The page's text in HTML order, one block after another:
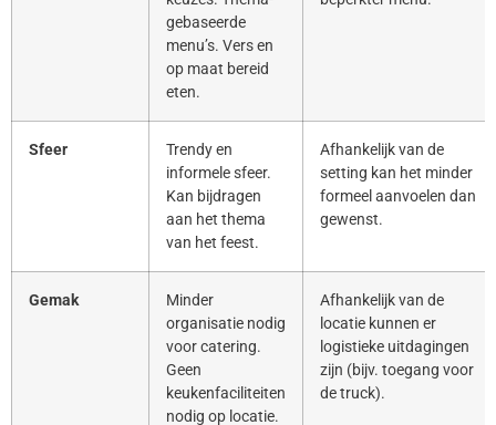
gebaseerde
menu’s. Vers en
op maat bereid
eten.
Sfeer
Trendy en
informele sfeer.
Kan bijdragen
aan het thema
van het feest.
Afhankelijk van de
setting kan het minder
formeel aanvoelen dan
gewenst.
Gemak
Minder
organisatie nodig
voor catering.
Geen
keukenfaciliteiten
nodig op locatie.
Afhankelijk van de
locatie kunnen er
logistieke uitdagingen
zijn (bijv. toegang voor
de truck).